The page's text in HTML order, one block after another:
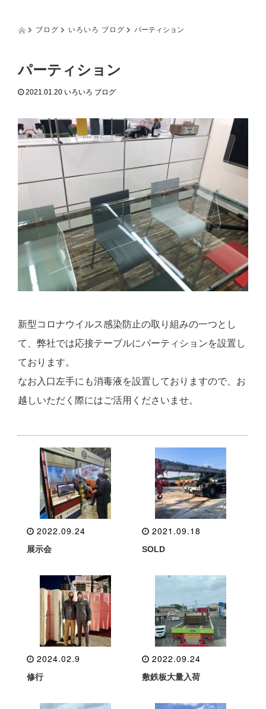
t
ブログ いろいろ ブログ パーティション
パーティション
2021.01.20 いろいろ ブログ
新型コロナウイルス感染防止の取り組みの一つとし
て、弊社では応接テーブルにパーティションを設置し
ております。
なお入口左手にも消毒液を設置しておりますので、お
越しいただく際にはご活用くださいませ。
2022.09.24
展示会
2021.09.18
SOLD
2024.02.9
修行
2022.09.24
敷鉄板大量入荷